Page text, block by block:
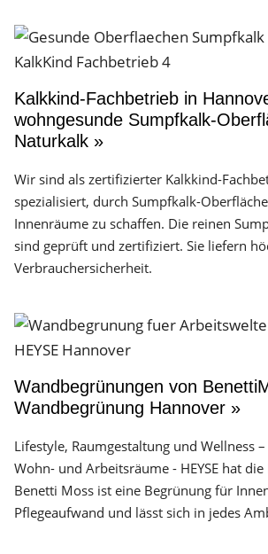
Kalkkind-Fachbetrieb in
wohngesunde Sumpfkalk-
Naturkalk »
Wir sind als zertifizierter Kalkkind-
spezialisiert, durch Sumpfkalk-
Innenräume zu schaffen. Die reinen
sind geprüft und zertifiziert. Sie liefern
Verbrauchersicherheit.
Wandbegrünungen von
Wandbegrünung Hannover »
Lifestyle, Raumgestaltung und Wellness
Wohn- und Arbeitsräume - HEYSE hat die
Benetti Moss ist eine Begrünung für
Pflegeaufwand und lässt sich in jedes